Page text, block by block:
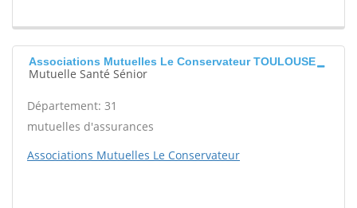
Associations Mutuelles Le Conservateur TOULOUSE
Mutuelle Santé Sénior
Département: 31
mutuelles d'assurances
Associations Mutuelles Le Conservateur